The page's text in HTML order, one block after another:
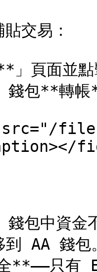
交易：
頁面並
錢包**轉
files/
包中資
到 AA 錢包
**——只有